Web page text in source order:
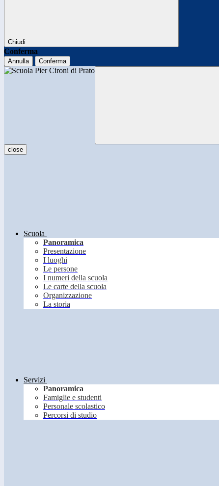
Chiudi
Conferma
Annulla Conferma
close
Scuola
Panoramica
Presentazione
I luoghi
Le persone
I numeri della scuola
Le carte della scuola
Organizzazione
La storia
Servizi
Panoramica
Famiglie e studenti
Personale scolastico
Percorsi di studio